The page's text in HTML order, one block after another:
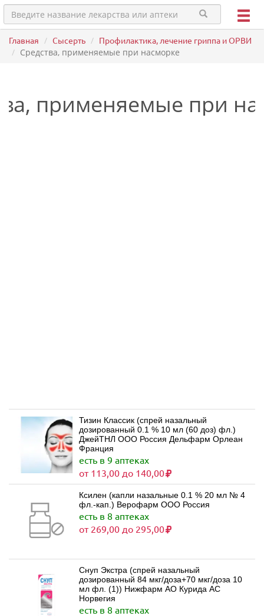
Главная Сысерть Профилактика, лечение гриппа и ОРВИ
Средства, применяемые при насморке
применяемые при
Тизин Классик (спрей назальный
дозированный 0.1 % 10 мл (60 доз) фл.)
ДжейТНЛ ООО Россия Дельфарм Орлеан
Франция
есть в 9 аптеках
от 113,00 до 140,00
Ксилен (капли назальные 0.1 % 20 мл № 4
фл.-кап.) Верофарм ООО Россия
есть в 8 аптеках
от 269,00 до 295,00
Снуп Экстра (спрей назальный
дозированный 84 мкг/доза+70 мкг/доза 10
мл фл. (1)) Нижфарм АО Курида АС
Норвегия
есть в 8 аптеках